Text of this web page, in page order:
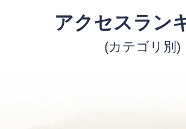
アクセスラン
(カテゴリ別)